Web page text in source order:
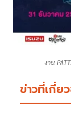
งาน
ข่าวที่เกี่ย